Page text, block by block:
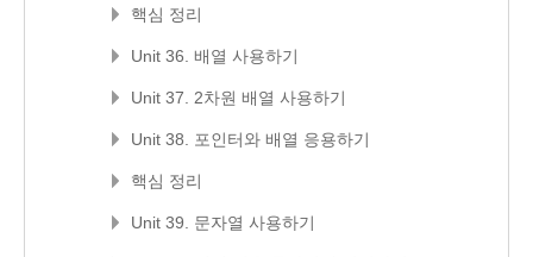
핵심 정리
Unit 36. 배열 사용하기
Unit 37. 2차원 배열 사용하기
Unit 38. 포인터와 배열 응용하기
핵심 정리
Unit 39. 문자열 사용하기